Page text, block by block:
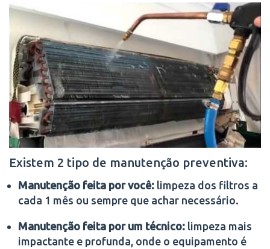
Existem 2 tipo de manutenção preventiva:
Manutenção feita por você: limpeza dos filtros a
cada 1 mês ou sempre que achar necessário.
Manutenção feita por um técnico: limpeza mais
impactante e profunda, onde o equipamento é